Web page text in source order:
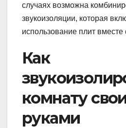
случаях возможна
звукоизоляции, которая
использование плит вместе
Как
комнату
руками